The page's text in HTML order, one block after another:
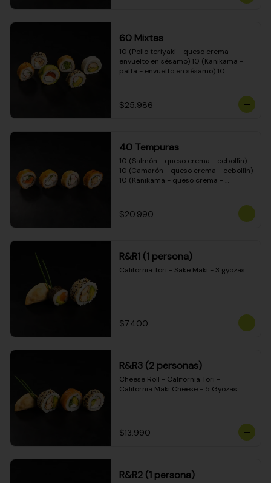
(Pimentón - queso crema - cebollín -
envuelto en masa tempura)
60 Mixtas
10 (Pollo teriyaki - queso crema -
envuelto en sésamo) 10 (Kanikama -
palta - envuelto en sésamo) 10
envuelto en queso crema) 10
(Camarón - queso crema - cebollín -
$25.986
40 Tempuras
10 (Salmón - queso crema - cebollín)
10 (Camarón - queso crema - cebollín)
10 (Kanikama - queso crema -
$20.990
R&R1 (1 persona)
California Tori - Sake Maki - 3 gyozas
$7.400
R&R3 (2 personas)
Cheese Roll - California Tori -
California Maki Cheese - 5 Gyozas
$13.990
R&R2 (1 persona)